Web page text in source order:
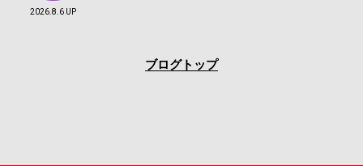
2026.8.6 UP
ブログトップ